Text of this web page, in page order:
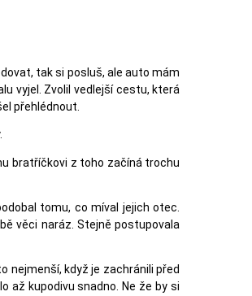
tak si posluš, ale auto mám
vyjel. Zvolil vedlejší cestu, která
přehlédnout.
bratříčkovi z toho začíná trochu
tomu, co míval jejich otec.
věci naráz. Stejně postupovala
nejmenší, když je zachránili před
až kupodivu snadno. Ne že by si